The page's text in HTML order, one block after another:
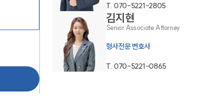
그룹소개
대륜의 강점
오시는 길
글로벌 파트너 로펌
T. 070-5221-2805
김지현
Senior Associate Attorney
형사전문 변호사
T. 070-5221-0865